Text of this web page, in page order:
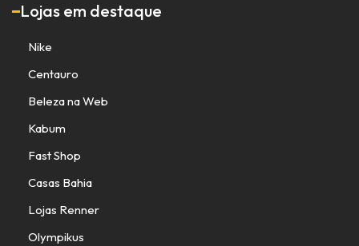
Lojas em destaque
Nike
Centauro
Beleza na Web
Kabum
Fast Shop
Casas Bahia
Lojas Renner
Olympikus